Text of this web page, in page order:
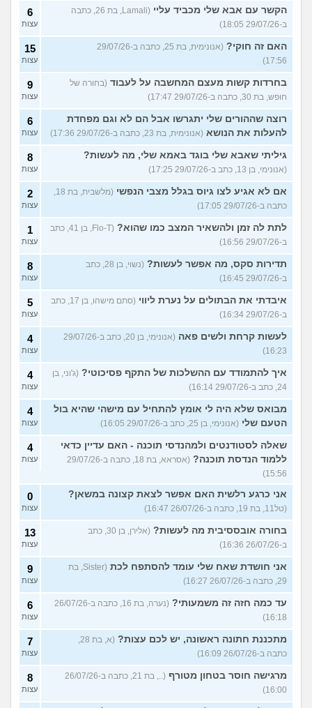
הקשר עם אבא שלי מכביד עליי
(Lamali, בת 26, כתבה
ב-29/07/26 18:05)
6
עצות
האם זה חוקי?
(אנונימית, בת 25, כתבה ב-29/07/26
17:56)
15
עצות
בחרדות קשות מעצם המחשבה על לעבוד (בחורה של
חופש, בת 30, כתבה ב-29/07/26 17:47)
9
עצות
רוצה שההורים שלי יתגרשו אבל הם לא וגם מפחדת
להעלות את הנושא (אנונימית, בת 23, כתבה ב-29/07/26 17:36)
6
עצות
גיליתי שאבא שלי בוגד באמא שלי, מה לעשות?
(אנונימי, בן 13, כתב ב-29/07/26 17:25)
8
עצות
אם לא אגיע לצו גיוס בגלל מצבי הנפשי
כתבה ב-29/07/26 17:05)
2
עצות
לתת לה זמן ולהשאיר המצב כמו שהוא?
(Flo-T, בן 41, כתב
ב-29/07/26 16:56)
1
עצות
תדירות סקס, מה אפשר לעשות?
(נשוי, בן 28, כתב
ב-29/07/26 16:45)
8
עצות
איבדתי את הבתולים על נערת ליווי
(סתם מישהו, בן 17, כתב
ב-29/07/26 16:34)
5
עצות
לעשות קרחת ולשים פאה
(אנונימי, בן 20, כתב ב-29/07/26
16:23)
4
עצות
איך להתמודד עם ההשלכות של התקף פסיכוטי? (ג'וני, בן
24, כתב ב-29/07/26 16:14)
4
עצות
מבואס שלא היה לי אומץ להתחיל עם מישהי שהיא בול
הטעם שלי (אנונימי, בן 25, כתב ב-29/07/26 16:05)
4
עצות
שאלה לסטודנטים ולמהנדסי תוכנה - האם עדיין כדאי
ללמוד הנדסת תוכנה?
(אסראא, בת 18, כתבה ב-29/07/26
15:56)
4
עצות
אני כרגע רלשית האם אפשר לצאת קצונה במשאן?
(טל11, בת 19, כתבה ב-26/07/26 16:47)
0
עצות
בחורה אובססיבית מה לעשות?
(אלירן, בן 30, כתב
ב-26/07/26 16:36)
13
עצות
אני חושדת שאח שלי עומד להסתפח לכת
(Sister, בת
29, כתבה ב-26/07/26 16:27)
9
עצות
עד כמה חזה זה משמעותי?
(נערה, בת 16, כתבה ב-26/07/26
16:18)
6
עצות
מתכננת חתונה ראשונה, יש לכם עצות?
כתבה ב-26/07/26 16:09)
7
עצות
מרגישה חוסר בטחון מטורף
(.., בת 21, כתבה ב-26/07/26
16:00)
8
עצות